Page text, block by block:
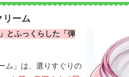
ーム
とふっくらした「弾
ム」は、選りすぐりの